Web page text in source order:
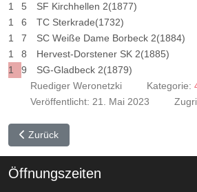
1
5 SF Kirchhellen 2(1877)
1
6 TC Sterkrade(1732)
1
7 SC Weiße Dame Borbeck 2(1884)
1
8 Hervest-Dorstener SK 2(1885)
1
9 SG-Gladbeck 2(1879)
Ruediger Weronetzki
Kategorie:
Veröffentlicht: 21. Mai 2023
Vorheriger Beitrag: 4. Mannschaft 2023
Zurück
Öffnungszeiten